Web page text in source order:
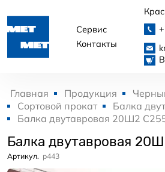
Сервис
Контакты
Главная Продукция
Сортовой прокат
Балка
Балка двутавровая 20Ш2
Балка двутавровая
Артикул. p443